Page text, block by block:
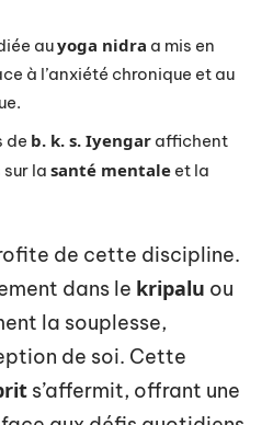
auyoga nidra a mis en
à l’anxiété chronique et au
de b. k. s. Iyengar affichent
la santé mentale et la
de cette discipline.
dans le kripalu ou
la souplesse,
de soi. Cette
s’affermit, offrant une